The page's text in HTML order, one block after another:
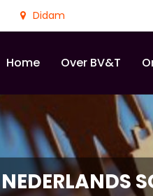
Didam
Home Over BV&T
NEDERLANDS